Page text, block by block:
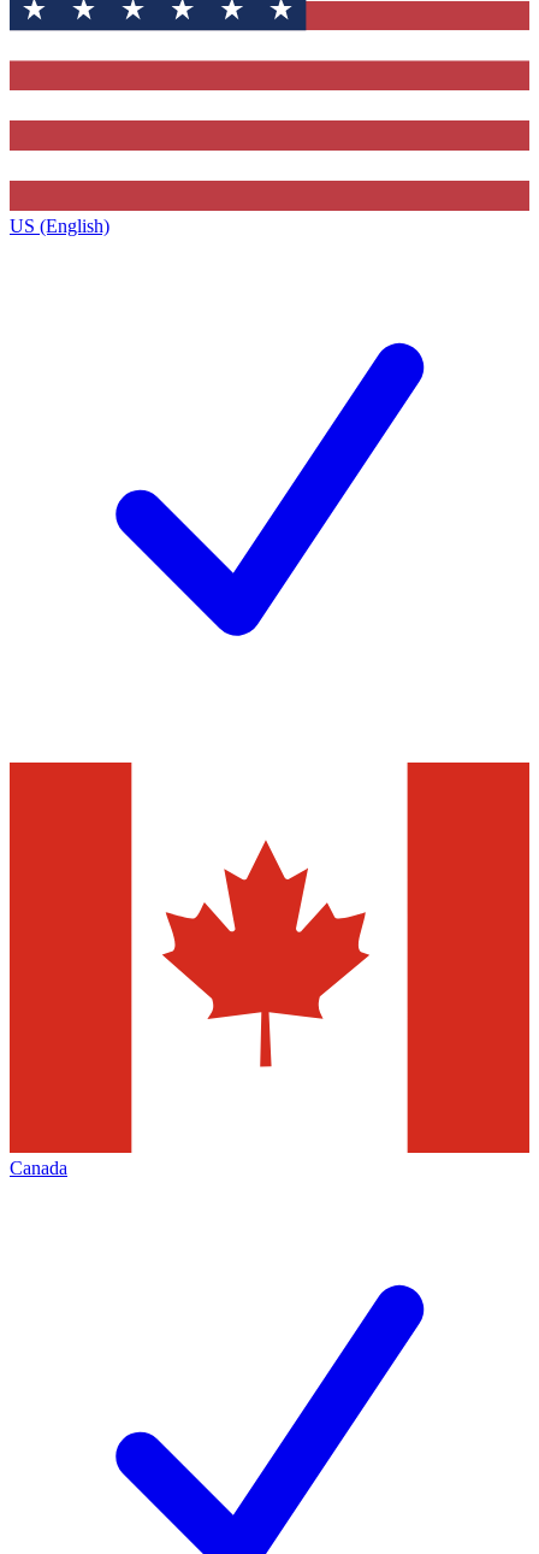
US (English)
Canada